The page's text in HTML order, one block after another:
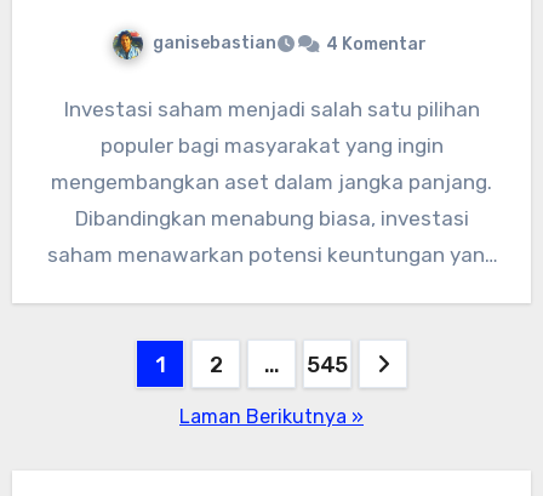
ganisebastian 4 Komentar
Investasi saham menjadi salah satu pilihan
populer bagi masyarakat yang ingin
mengembangkan aset dalam jangka panjang.
Dibandingkan menabung biasa, investasi
saham menawarkan potensi keuntungan yang
Paginasi
1 2 … 545
Laman Berikutnya »